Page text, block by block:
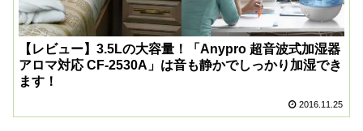
【レビュー】3.5Lの大容量！「Anypro 超音波式加湿器
アロマ対応 CF-2530A」は音も静かでしっかり加湿でき
ます！
2016.11.25